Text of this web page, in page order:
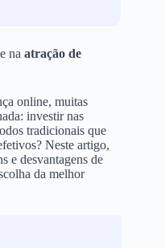
na atração de
online, muitas
investir nas
tradicionais que
Neste artigo,
e desvantagens de
da melhor